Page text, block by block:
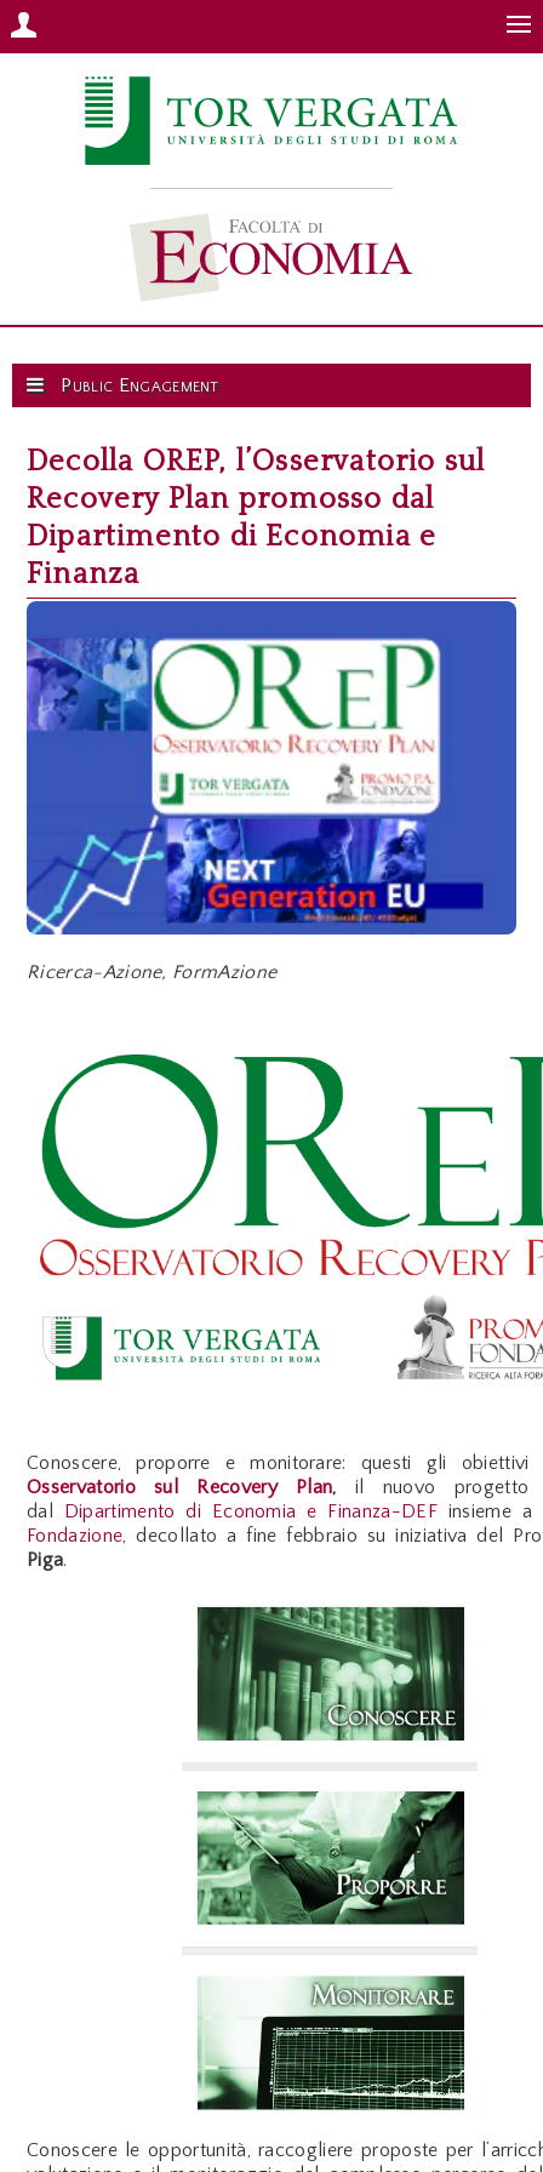
Decolla OREP, l’Osservatorio sul
Recovery Plan promosso dal
Dipartimento di Economia e
Finanza
Ricerca-Azione, FormAzione
Conoscere, proporre e monitorare: questi gli
Osservatorio sul Recovery Plan, il nuovo
dal Dipartimento di Economia e Finanza-DEFinsieme a
Fondazione, decollato a fine febbraio su iniziativa del
Piga.
Conoscere le opportunità, raccogliere proposte per
Public Engagement